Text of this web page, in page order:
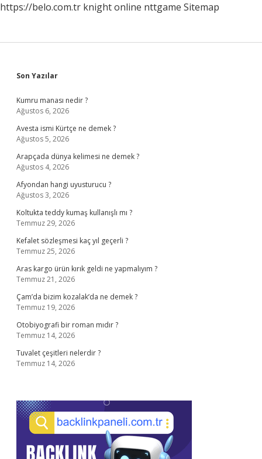
https://belo.com.tr knight online nttgame Sitemap
Sidebar
Son Yazılar
Kumru manası nedir ?
Ağustos 6, 2026
Avesta ismi Kürtçe ne demek ?
Ağustos 5, 2026
Arapçada dünya kelimesi ne demek ?
Ağustos 4, 2026
Afyondan hangi uyusturucu ?
Ağustos 3, 2026
Koltukta teddy kumaş kullanışlı mı ?
Temmuz 29, 2026
Kefalet sözleşmesi kaç yıl geçerli ?
Temmuz 25, 2026
Aras kargo ürün kırık geldi ne yapmalıyım ?
Temmuz 21, 2026
Çam’da bizim kozalak’da ne demek ?
Temmuz 19, 2026
Otobiyografi bir roman mıdır ?
Temmuz 14, 2026
Tuvalet çeşitleri nelerdir ?
Temmuz 14, 2026